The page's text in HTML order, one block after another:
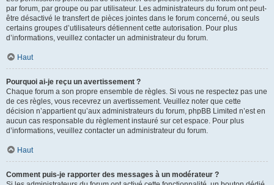
par forum, par groupe ou par utilisateur. Les administrateurs du forum ont peut-
être désactivé le transfert de pièces jointes dans le forum concerné, ou seuls
certains groupes d’utilisateurs détiennent cette autorisation. Pour plus
d’informations, veuillez contacter un administrateur du forum.
Haut
Pourquoi ai-je reçu un avertissement ?
Chaque forum a son propre ensemble de règles. Si vous ne respectez pas une
de ces règles, vous recevrez un avertissement. Veuillez noter que cette
décision n’appartient qu’aux administrateurs du forum, phpBB Limited n’est en
aucun cas responsable du règlement instauré sur cet espace. Pour plus
d’informations, veuillez contacter un administrateur du forum.
Haut
Comment puis-je rapporter des messages à un modérateur ?